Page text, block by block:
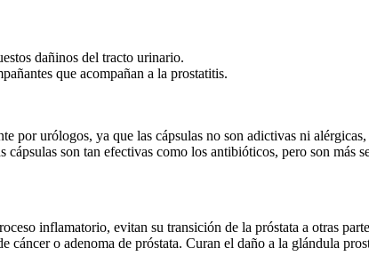
dañinos del tracto urinario.
que acompañan a la prostatitis.
por urólogos, ya que las cápsulas no son adictivas ni
cápsulas son tan efectivas como los antibióticos, pero son más
inflamatorio, evitan su transición de la próstata a otras
cáncer o adenoma de próstata. Curan el daño a la glándula